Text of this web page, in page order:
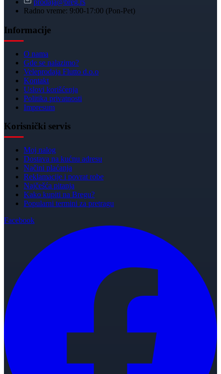
prodaja@breg.rs
Radno vreme: 9:00-17:00 (Pon-Pet)
Informacije
O nama
Gde se nalazimo?
Veleprodaja Flutto d.o.o
Kontakt
Uslovi korišćenja
Politika privatnosti
Impresum
Korisnički servis
Moj nalog
Dostava na kućnu adresu
Načini plaćanja
Reklamacije i povrat robe
Najčešća pitanja
Kako kupiti na Bregu?
Popularni termini za pretragu
Facebook